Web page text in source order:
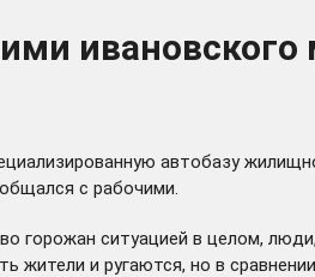
автобазу
с рабочими.
горожан ситуацией в целом,
и ругаются, но в